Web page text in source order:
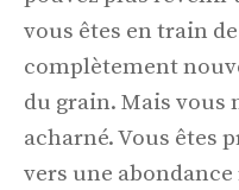
vous êtes en train
complètement
du grain. Mais vous
acharné. Vous êtes
vers une